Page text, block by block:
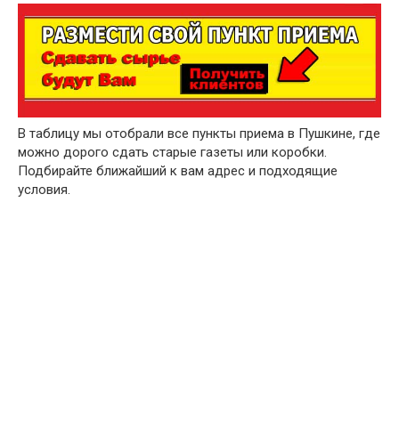
В таблицу мы отобрали все пункты приема в Пушкине, где
можно дорого сдать старые газеты или коробки.
Подбирайте ближайший к вам адрес и подходящие
условия.